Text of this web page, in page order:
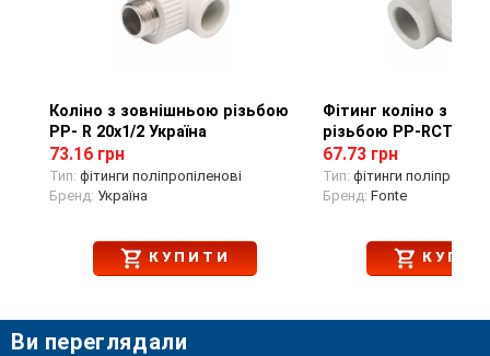
Перегляд товару
Коліно з зовнішньою різьбою
PP- R 20х1/2 Україна
73.16 грн
Тип: фітинги поліпропіленові
Бренд: Україна
КУПИТИ
Перегляд
Фітинг коліно з
різьбою PP-RCT
67.73 грн
Тип: фітинги
Бренд: Fonte
Ви переглядали